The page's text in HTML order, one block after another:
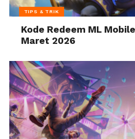
TIPS & TRIK
Kode Redeem ML
Maret 2026